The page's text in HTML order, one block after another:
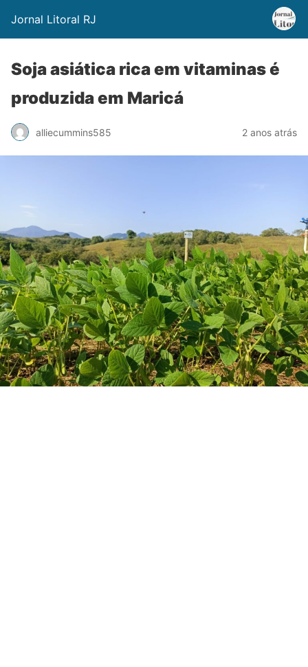
Jornal Litoral RJ
Soja asiática rica em vitaminas é
produzida em Maricá
alliecummins585 2 anos atrás